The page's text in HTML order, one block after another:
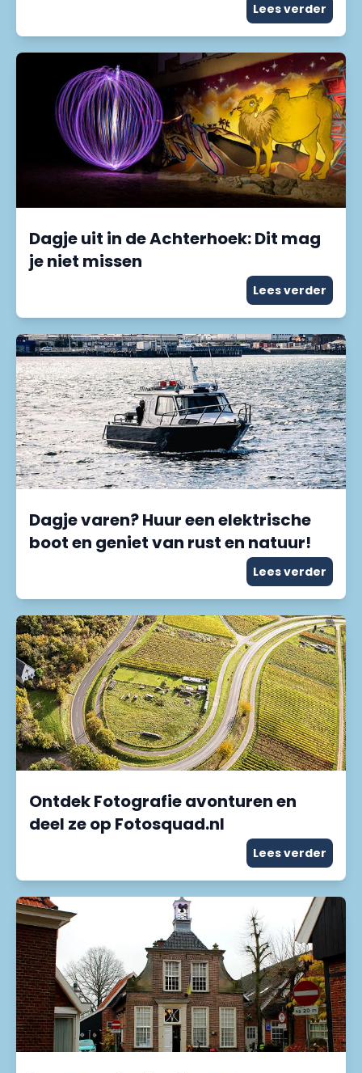
Lees verder
Dagje uit in de Achterhoek: Dit mag
je niet missen
Lees verder
Dagje varen? Huur een elektrische
boot en geniet van rust en natuur!
Lees verder
Ontdek Fotografie avonturen en
deel ze op Fotosquad.nl
Lees verder